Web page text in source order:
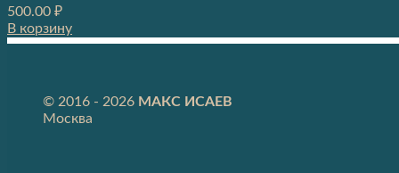
500.00 ₽
В корзину
© 2016 - 2026 МАКС ИСАЕВ
Москва